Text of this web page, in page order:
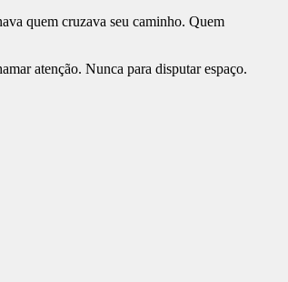
quem cruzava seu caminho. Quem
atenção. Nunca para disputar espaço.